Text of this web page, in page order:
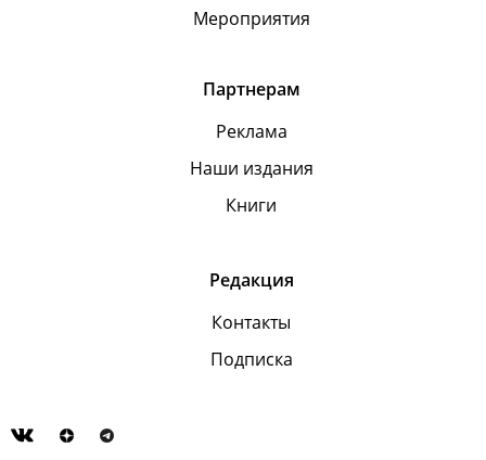
Мероприятия
Партнерам
Реклама
Наши издания
Книги
Редакция
Контакты
Подписка